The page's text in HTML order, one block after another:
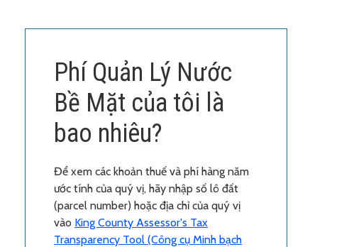
Phí Quản Lý Nước
Bề Mặt của tôi là
bao nhiêu?
Để xem các khoản thuế và phí hàng năm
ước tính của quý vị, hãy nhập số lô đất
(parcel number) hoặc địa chỉ của quý vị
vào King County Assessor's Tax
Transparency Tool (Công cụ Minh bạch